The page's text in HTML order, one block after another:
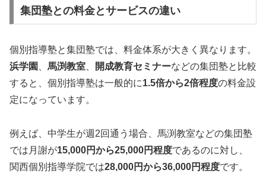
集団塾との料金とサービスの違い
個別指導塾と集団塾では、料金体系が大きく異なります。
浜学園
馬渕教室 開成教育セミナーなどの集団塾と比較
すると、個別指導塾は一般的に1.5倍から2倍程度の料金設
定になっています。
例えば、中学生が週2回通う場合、馬渕教室などの集団塾
では月謝が15,000円から25,000円程度であるのに対し、
関西個別指導学院では28,000円から36,000円程度です。